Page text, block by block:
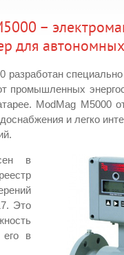
–
для
разработан
промышленных
ModMag M5000
и легко
в
Это
его в